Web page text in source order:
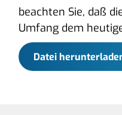
beachten Sie, daß
Umfang dem
Datei